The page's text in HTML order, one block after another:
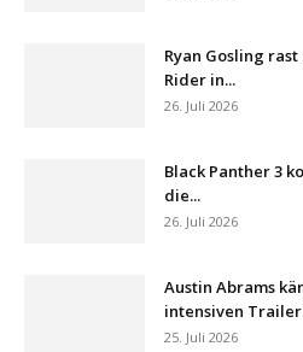
Ryan Gosling rast
Rider in...
26. Juli 2026
Black Panther 3
die...
26. Juli 2026
Austin Abrams
intensiven
25. Juli 2026